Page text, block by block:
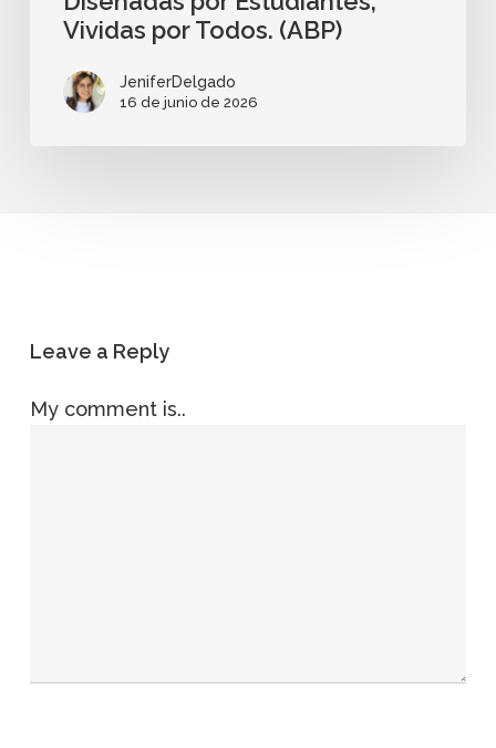
Vividas por Todos. (ABP)
JeniferDelgado
16 de junio de 2026
Leave a Reply
My comment is..